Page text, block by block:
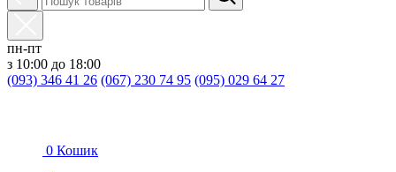
пн-пт
з 10:00 до 18:00
(093) 346 41 26 (067) 230 74 95 (095) 029 64 27
0 Кошик